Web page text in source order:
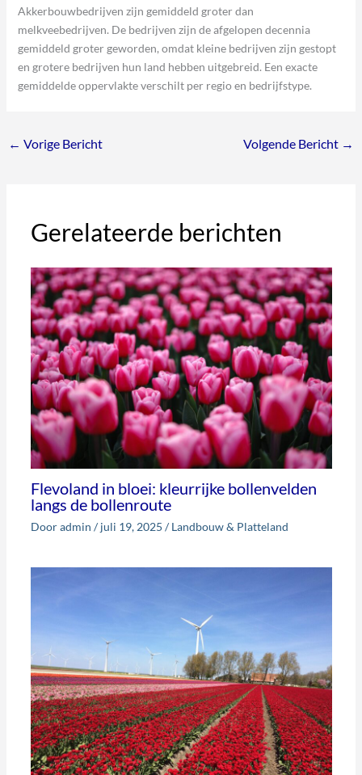
Akkerbouwbedrijven zijn gemiddeld groter dan
melkveebedrijven. De bedrijven zijn de afgelopen decennia
gemiddeld groter geworden, omdat kleine bedrijven zijn gestopt
en grotere bedrijven hun land hebben uitgebreid. Een exacte
gemiddelde oppervlakte verschilt per regio en bedrijfstype.
← Vorige Bericht Volgende Bericht →
Gerelateerde berichten
Flevoland in bloei: kleurrijke bollenvelden
langs de bollenroute
Door admin /juli 19, 2025 /Landbouw & Platteland